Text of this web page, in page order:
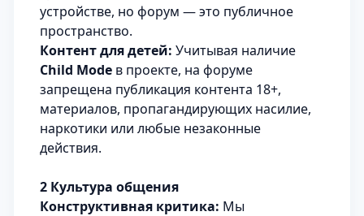
устройстве, но форум — это публичное
пространство.
Контент для детей: Учитывая наличие
Child Mode в проекте, на форуме
запрещена публикация контента 18+,
материалов, пропагандирующих насилие,
наркотики или любые незаконные
действия.
2 Культура общения
Конструктивная критика: Мы